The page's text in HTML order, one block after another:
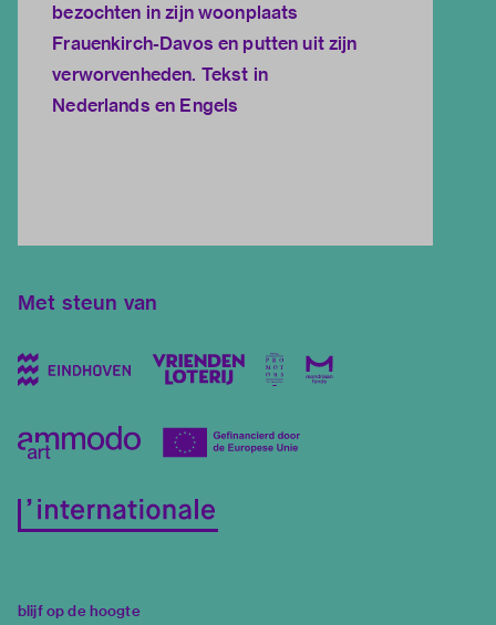
bezochten in zijn woonplaats
Frauenkirch-Davos en putten uit zijn
verworvenheden. Tekst in
Nederlands en Engels
Met steun van
blijf op de hoogte